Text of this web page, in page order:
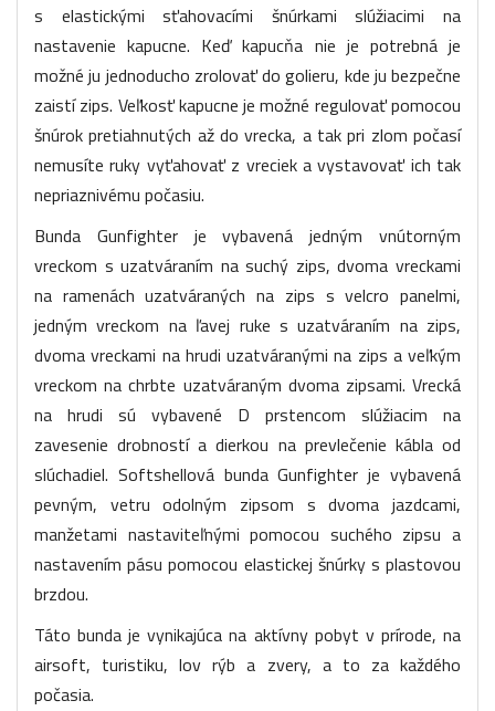
s elastickými sťahovacími šnúrkami slúžiacimi na
nastavenie kapucne. Keď kapucňa nie je potrebná je
možné ju jednoducho zrolovať do golieru, kde ju bezpečne
zaistí zips. Veľkosť kapucne je možné regulovať pomocou
šnúrok pretiahnutých až do vrecka, a tak pri zlom počasí
nemusíte ruky vyťahovať z vreciek a vystavovať ich tak
nepriaznivému počasiu.
Bunda Gunfighter je vybavená jedným vnútorným
vreckom s uzatváraním na suchý zips, dvoma vreckami
na ramenách uzatváraných na zips s velcro panelmi,
jedným vreckom na ľavej ruke s uzatváraním na zips,
dvoma vreckami na hrudi uzatváranými na zips a veľkým
vreckom na chrbte uzatváraným dvoma zipsami. Vrecká
na hrudi sú vybavené D prstencom slúžiacim na
zavesenie drobností a dierkou na prevlečenie kábla od
slúchadiel. Softshellová bunda Gunfighter je vybavená
pevným, vetru odolným zipsom s dvoma jazdcami,
manžetami nastaviteľnými pomocou suchého zipsu a
nastavením pásu pomocou elastickej šnúrky s plastovou
brzdou.
Táto bunda je vynikajúca na aktívny pobyt v prírode, na
airsoft, turistiku, lov rýb a zvery, a to za každého
počasia.